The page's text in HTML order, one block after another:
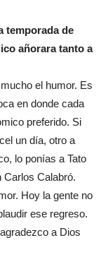
temporada de
añorara tanto a
el humor. Es
en donde cada
preferido. Si
un día, otro a
lo ponías a Tato
Carlos Calabró.
Hoy la gente no
ese regreso.
a Dios